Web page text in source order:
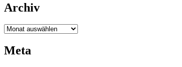
Archiv
Archiv
Meta